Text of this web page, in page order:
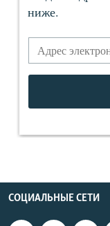
СОЦИАЛЬНЫЕ СЕТИ